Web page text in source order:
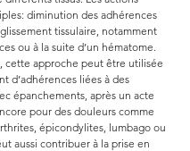
diminution des adhérences
tissulaire, notamment
ou à la suite d’un hématome.
cette approche peut être utilisée
d’adhérences liées à des
épanchements, après un acte
pour des douleurs comme
épicondylites, lumbago ou
aussi contribuer à la prise en